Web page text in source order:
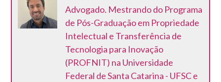
Advogado. Mestrando do Programa
de Pós-Graduação em Propriedade
Intelectual e Transferência de
Tecnologia para Inovação
(PROFNIT) na Universidade
Federal de Santa Catarina - UFSC e